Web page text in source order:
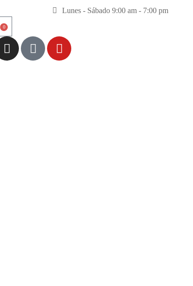
Lunes - Sábado 9:00 am - 7:00 pm
0